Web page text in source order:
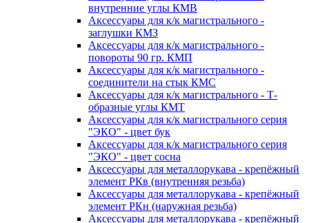
внутренние углы КМВ
Аксессуары для к/к магистрального -
заглушки КМЗ
Аксессуары для к/к магистрального -
повороты 90 гр. КМП
Аксессуары для к/к магистрального -
соединители на стык КМС
Аксессуары для к/к магистрального - Т-
образные углы КМТ
Аксессуары для к/к магистрального серия
"ЭКО" - цвет бук
Аксессуары для к/к магистрального серия
"ЭКО" - цвет сосна
Аксессуары для металлорукава - крепёжный
элемент РКв (внутренняя резьба)
Аксессуары для металлорукава - крепёжный
элемент РКн (наружная резьба)
Аксессуары для металлорукава - крепёжный